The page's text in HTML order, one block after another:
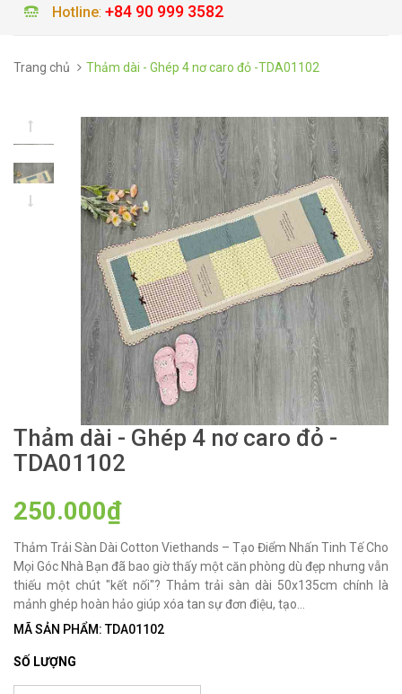
Hotline: +84 90 999 3582
Trang chủ Thảm dài - Ghép 4 nơ caro đỏ -TDA01102
Thảm dài - Ghép 4 nơ caro đỏ -
TDA01102
250.000₫
Thảm Trải Sàn Dài Cotton Viethands – Tạo Điểm Nhấn Tinh Tế Cho
Mọi Góc Nhà Bạn đã bao giờ thấy một căn phòng dù đẹp nhưng vẫn
thiếu một chút "kết nối"? Thảm trải sàn dài 50x135cm chính là
mảnh ghép hoàn hảo giúp xóa tan sự đơn điệu, tạo...
MÃ SẢN PHẨM: TDA01102
SỐ LƯỢNG